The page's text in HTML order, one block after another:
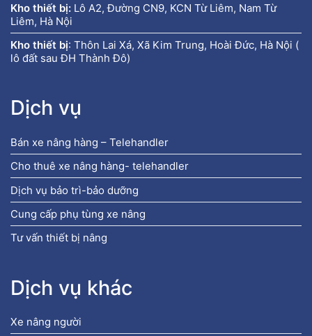
Kho thiết bị: Lô A2, Đường CN9, KCN Từ Liêm, Nam Từ
Liêm, Hà Nội
Kho thiết bị: Thôn Lai Xá, Xã Kim Trung, Hoài Đức, Hà Nội (
lô đất sau ĐH Thành Đô)
Dịch vụ
Bán xe nâng hàng – Telehandler
Cho thuê xe nâng hàng- telehandler
Dịch vụ bảo trì-bảo dưỡng
Cung cấp phụ tùng xe nâng
Tư vấn thiết bị nâng
Dịch vụ khác
Xe nâng người